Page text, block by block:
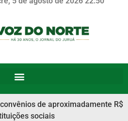
de aproximadamente R$
sociais